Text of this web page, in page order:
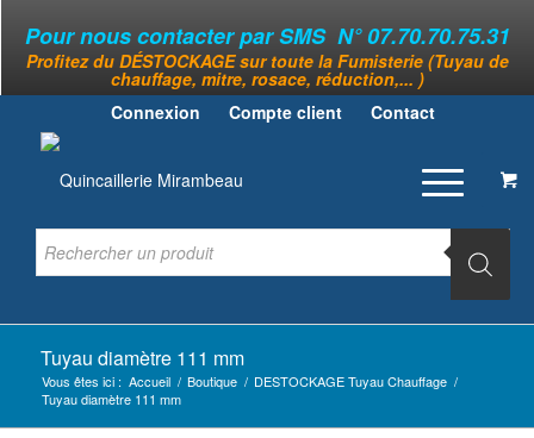
Pour nous contacter par SMS N° 07.70.70.75.31
Profitez du DÉSTOCKAGE sur toute la Fumisterie (Tuyau de
chauffage, mitre, rosace, réduction,... )
Connexion
Compte client Contact
Tuyau diamètre 111 mm
Vous êtes ici : Accueil / Boutique / DESTOCKAGE Tuyau Chauffage /
Tuyau diamètre 111 mm